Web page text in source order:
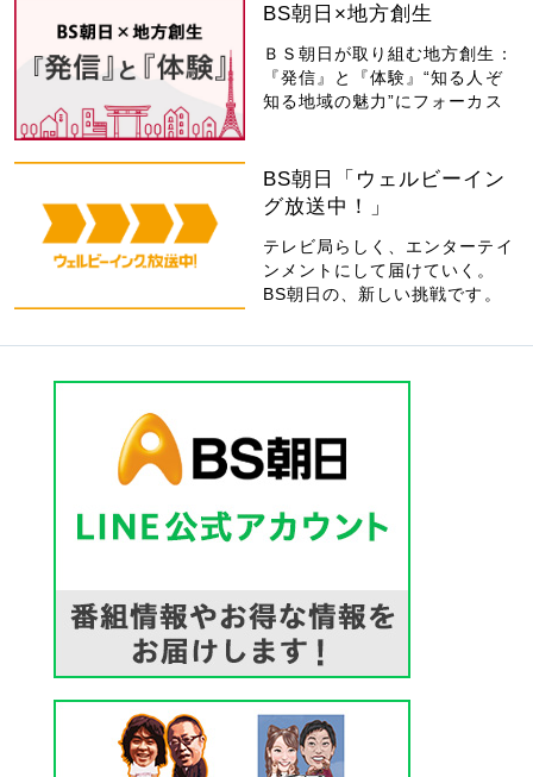
BS朝日×地方創生
ＢＳ朝日が取り組む地方創生：
『発信』と『体験』“知る人ぞ
知る地域の魅力”にフォーカス
BS朝日「ウェルビーイン
グ放送中！」
テレビ局らしく、エンターテイ
ンメントにして届けていく。
BS朝日の、新しい挑戦です。